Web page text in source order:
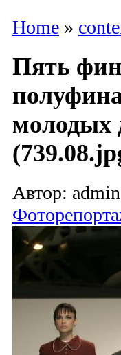
Home »
Пять
молодых
Автор: